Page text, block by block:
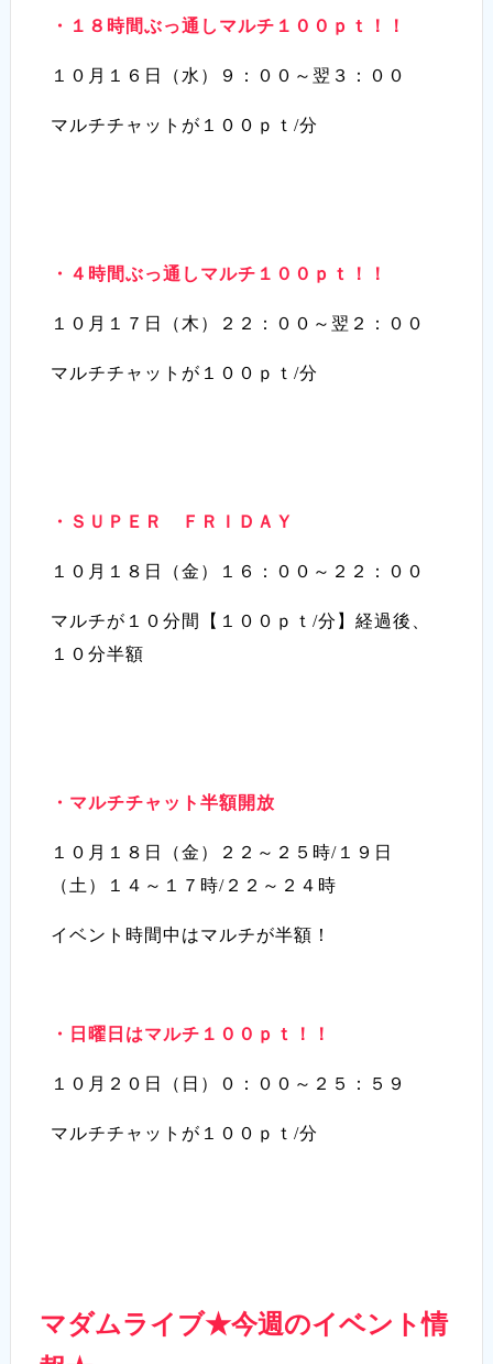
・１８時間ぶっ通しマルチ１００ｐｔ！！
１０月１６日（水）９：００～翌３：００
マルチチャットが１００ｐｔ/分
・４時間ぶっ通しマルチ１００ｐｔ！！
１０月１７日（木）２２：００～翌２：００
マルチチャットが１００ｐｔ/分
・ＳＵＰＥＲ ＦＲＩＤＡＹ
１０月１８日（金）１６：００～２２：００
マルチが１０分間【１００ｐｔ/分】経過後、
１０分半額
・マルチチャット半額開放
１０月１８日（金）２２～２５時/１９日
（土）１４～１７時/２２～２４時
イベント時間中はマルチが半額！
・日曜日はマルチ１００ｐｔ！！
１０月２０日（日）０：００～２５：５９
マルチチャットが１００ｐｔ/分
マダムライブ★今週のイベント情